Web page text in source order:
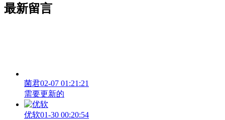
最新留言
菌君02-07 01:21:21
需要更新的
优软01-30 00:20:54